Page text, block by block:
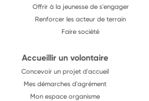
Offrir à la jeunesse de s'engager
Renforcer les acteur de terrain
Faire société
Accueillir un volontaire
Concevoir un projet d'accueil
Mes démarches d'agrément
Mon espace organisme